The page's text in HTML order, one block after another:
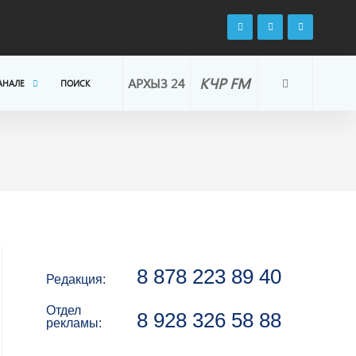
КЧР FM
АРХЫЗ 24
ПОИСК
Редакция: 8 878 223 89 40
Отдел
рекламы:
8 928 326 58 88